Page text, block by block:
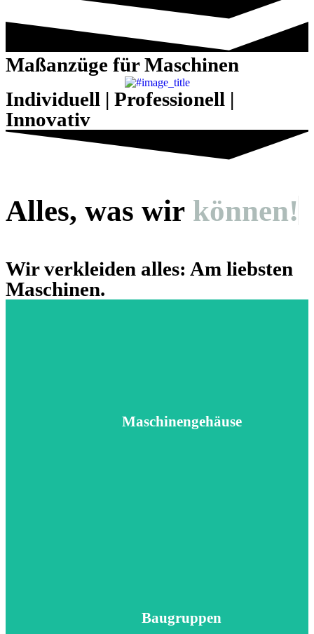
Maßanzüge für Maschinen
Individuell | Professionell |
Innovativ
Alles, was wir können!
Wir verkleiden alles: Am liebsten
Maschinen.
Maschinengehäuse
Baugruppen